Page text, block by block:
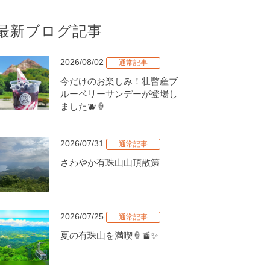
新ブログ記事
2026/08/02 通常記事
今だけのお楽しみ！壮瞥産ブ
ルーベリーサンデーが登場し
ました🫐🍦
2026/07/31 通常記事
さわやか有珠山山頂散策
2026/07/25 通常記事
夏の有珠山を満喫🍦🚡✨